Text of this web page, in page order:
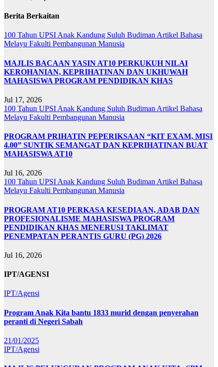
Berita Berkaitan
100 Tahun UPSI Anak Kandung Suluh Budiman Artikel Bahasa
Melayu Fakulti Pembangunan Manusia
MAJLIS BACAAN YASIN AT10 PERKUKUH NILAI
KEROHANIAN, KEPRIHATINAN DAN UKHUWAH
MAHASISWA PROGRAM PENDIDIKAN KHAS
Jul 17, 2026
100 Tahun UPSI Anak Kandung Suluh Budiman Artikel Bahasa
Melayu Fakulti Pembangunan Manusia
PROGRAM PRIHATIN PEPERIKSAAN “KIT EXAM, MISI
4.00” SUNTIK SEMANGAT DAN KEPRIHATINAN BUAT
MAHASISWA AT10
Jul 16, 2026
100 Tahun UPSI Anak Kandung Suluh Budiman Artikel Bahasa
Melayu Fakulti Pembangunan Manusia
PROGRAM AT10 PERKASA KESEDIAAN, ADAB DAN
PROFESIONALISME MAHASISWA PROGRAM
PENDIDIKAN KHAS MENERUSI TAKLIMAT
PENEMPATAN PERANTIS GURU (PG) 2026
Jul 16, 2026
IPT/AGENSI
IPT/Agensi
Program Anak Kita bantu 1833 murid dengan penyerahan
peranti di Negeri Sabah
21/01/2025
IPT/Agensi